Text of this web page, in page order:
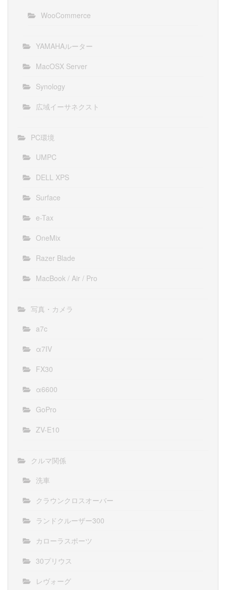
WooCommerce
YAMAHAルーター
MacOSX Server
Synology
広域イーサネクスト
PC環境
UMPC
DELL XPS
Surface
e-Tax
OneMix
Razer Blade
MacBook / Air / Pro
写真・カメラ
a7c
α7IV
FX30
α6600
GoPro
ZV-E10
クルマ関係
洗車
クラウンクロスオーバー
ランドクルーザー300
カローラスポーツ
30プリウス
レヴォーグ